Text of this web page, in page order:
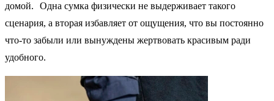
домой. Одна сумка физически не выдерживает такого
сценария, а вторая избавляет от ощущения, что вы постоянно
что‑то забыли или вынуждены жертвовать красивым ради
удобного.